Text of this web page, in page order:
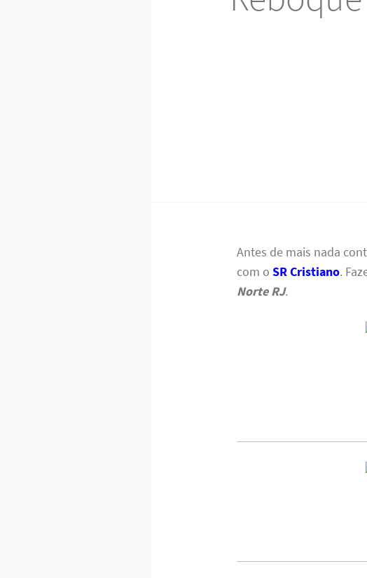
Antes de mais nada
com oSR Cristiano.
Norte RJ.